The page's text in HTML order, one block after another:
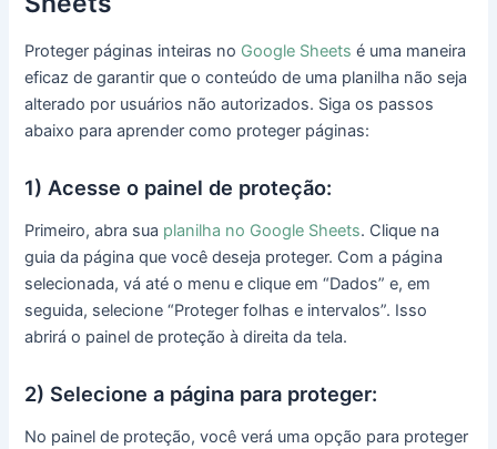
Proteger páginas inteiras no Google Sheets é uma maneira
eficaz de garantir que o conteúdo de uma planilha não seja
alterado por usuários não autorizados. Siga os passos
abaixo para aprender como proteger páginas:
1) Acesse o painel de proteção:
Primeiro, abra sua planilha no Google Sheets. Clique na
guia da página que você deseja proteger. Com a página
selecionada, vá até o menu e clique em “Dados” e, em
seguida, selecione “Proteger folhas e intervalos”. Isso
abrirá o painel de proteção à direita da tela.
2) Selecione a página para proteger:
No painel de proteção, você verá uma opção para proteger